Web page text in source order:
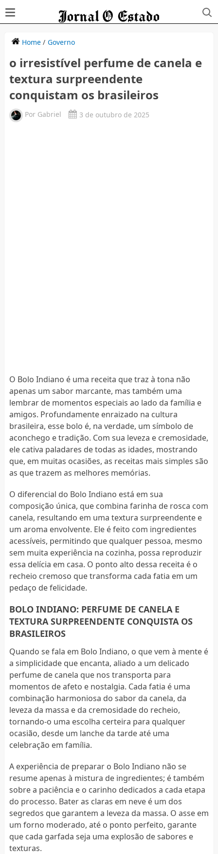
Home/ Governo
o irresistível perfume de canela e
textura surpreendente
conquistam os brasileiros
Por Gabriel 3 de outubro de 2025
O Bolo Indiano é uma receita que traz à tona não
apenas um sabor marcante, mas também uma
lembrar de momentos especiais ao lado da família e
amigos. Profundamente enraizado na cultura
brasileira, esse bolo é, na verdade, um símbolo de
aconchego e tradição. Com sua leveza e cremosidade,
ele cativa paladares de todas as idades, mostrando
que, em muitas ocasiões, as receitas mais simples são
as que trazem as melhores memórias.
O diferencial do Bolo Indiano está em sua
composição única, que combina farinha de rosca com
canela, resultando em uma textura surpreendente e
um aroma envolvente. Ele é feito com ingredientes
acessíveis, permitindo que qualquer pessoa, mesmo
sem muita experiência na cozinha, possa reproduzir
essa delícia em casa. O ponto alto dessa receita é o
recheio cremoso que transforma cada fatia em um
pedaço de felicidade.
BOLO INDIANO: PERFUME DE CANELA E
TEXTURA SURPREENDENTE CONQUISTA OS
BRASILEIROS
Quando se fala em Bolo Indiano, o que vem à mente é
a simplicidade que encanta, aliado a um delicado
perfume de canela que nos transporta para
momentos de afeto e nostalgia. Cada fatia é uma
combinação harmoniosa do sabor da canela, da
leveza da massa e da cremosidade do recheio,
tornando-o uma escolha certeira para qualquer
ocasião, desde um lanche da tarde até uma
celebração em família.
A experiência de preparar o Bolo Indiano não se
resume apenas à mistura de ingredientes; é também
sobre a paciência e o carinho dedicados a cada etapa
do processo. Bater as claras em neve é um dos
segredos que garantem a leveza da massa. O asse em
um forno moderado, até o ponto perfeito, garante
que cada garfada seja uma explosão de sabores e
texturas.